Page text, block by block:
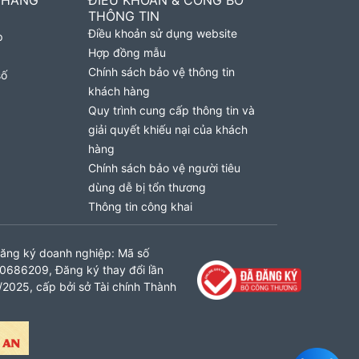
THÔNG TIN
Điều khoản sử dụng website
Hợp đồng mẫu
Chính sách bảo vệ thông tin
khách hàng
Quy trình cung cấp thông tin và
giải quyết khiếu nại của khách
hàng
Chính sách bảo vệ người tiêu
dùng dễ bị tổn thương
Thông tin công khai
ký doanh nghiệp: Mã số
Đăng ký thay đổi lần
cấp bởi sở Tài chính Thành